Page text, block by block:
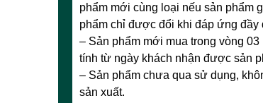
phẩm mới cùng loại nếu sản phẩm
phẩm chỉ được đổi khi đáp ứng
– Sản phẩm mới mua trong vòng
tính từ ngày khách nhận được sản
– Sản phẩm chưa qua sử dụng,
sản xuất.